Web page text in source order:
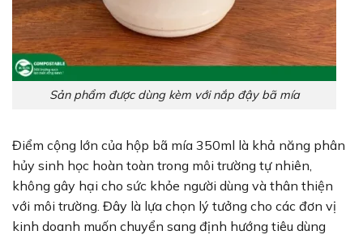
Sản phẩm được dùng kèm với nắp đậy bã mía
Điểm cộng lớn của hộp bã mía 350ml là khả năng phân
hủy sinh học hoàn toàn trong môi trường tự nhiên,
không gây hại cho sức khỏe người dùng và thân thiện
với môi trường. Đây là lựa chọn lý tưởng cho các đơn vị
kinh doanh muốn chuyển sang định hướng tiêu dùng